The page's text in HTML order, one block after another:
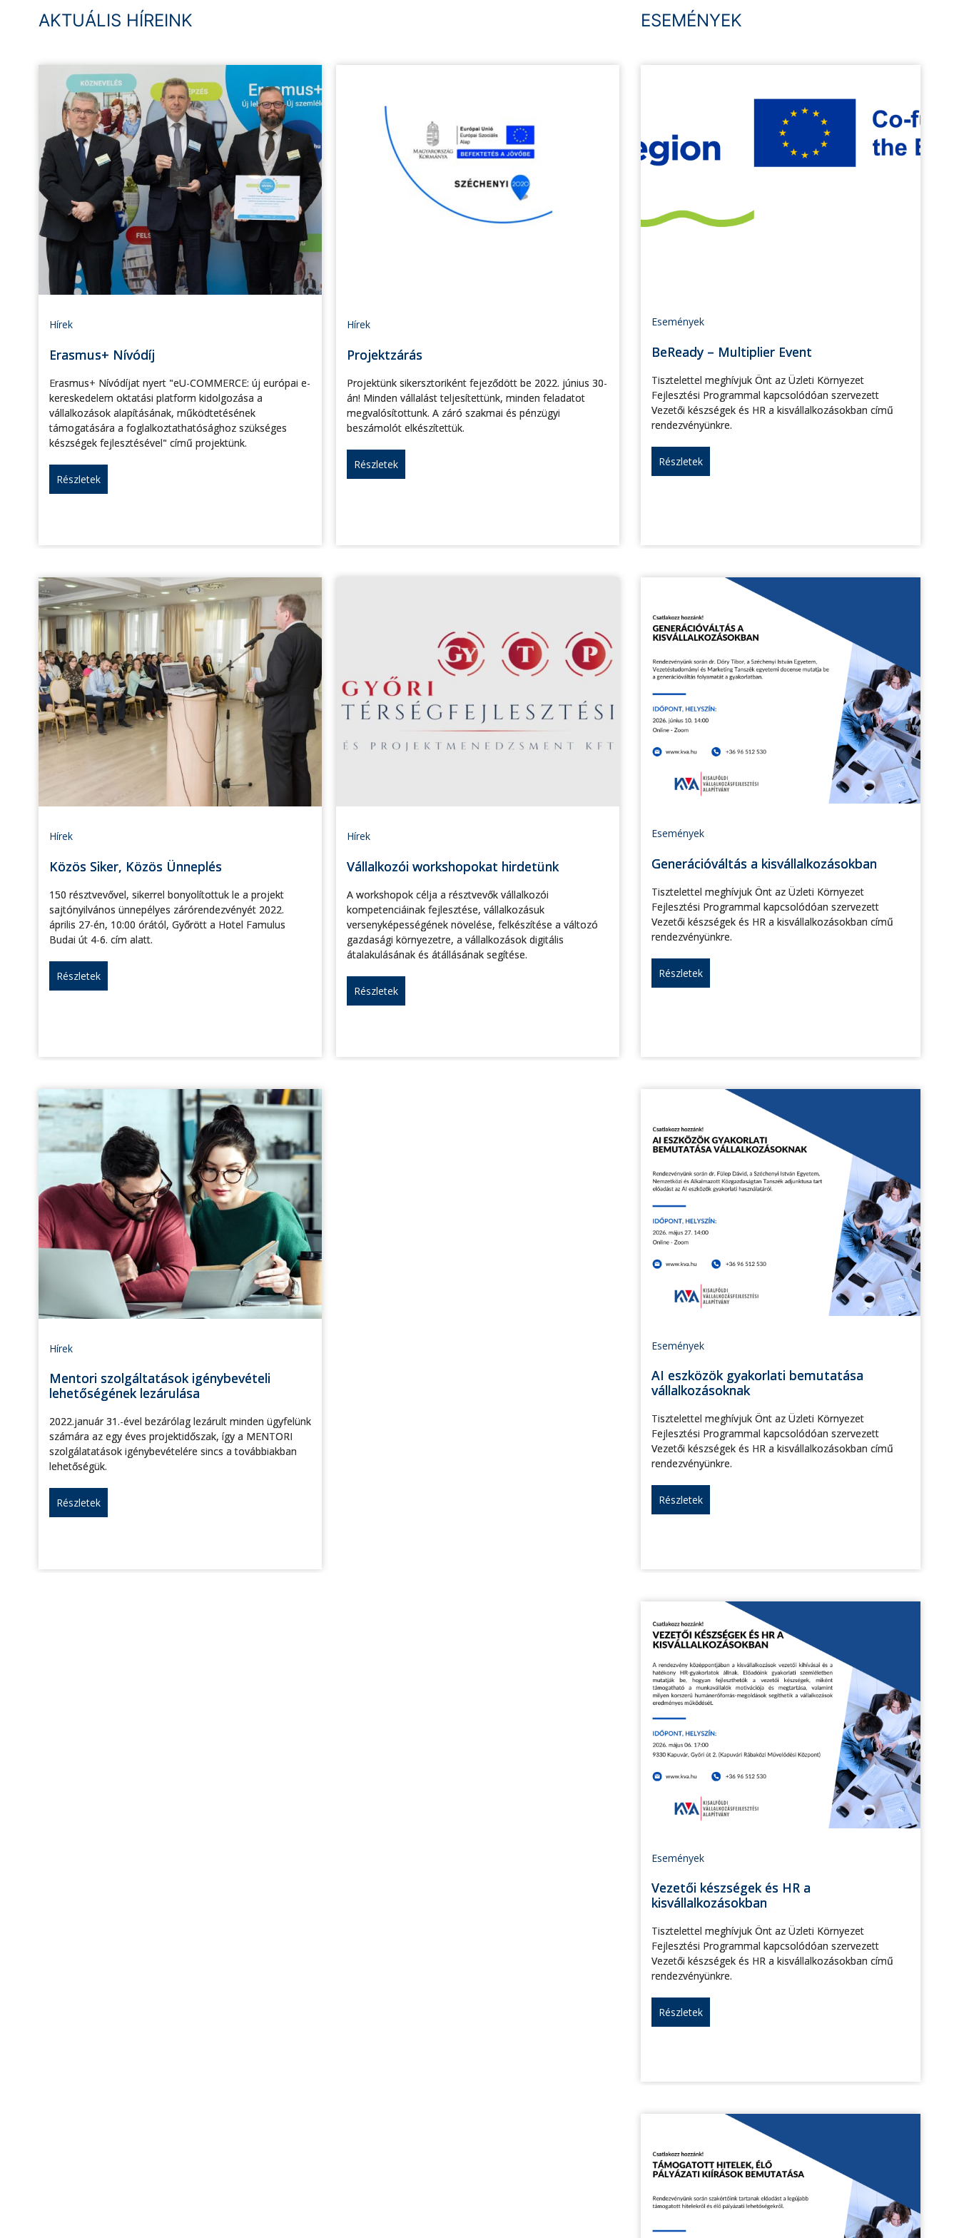
AKTUÁLIS HÍREINK
Hírek
Erasmus+ Nívódíj
Erasmus+ Nívódíjat nyert "eU-COMMERCE: új európai e-
kereskedelem oktatási platform kidolgozása a
vállalkozások alapításának, működtetésének
támogatására a foglalkoztathatósághoz szükséges
készségek fejlesztésével" című projektünk.
Részletek
Hírek
Projektzárás
Projektünk sikersztoriként fejeződött be 2022. június 30-
án! Minden vállalást teljesítettünk, minden feladatot
megvalósítottunk. A záró szakmai és pénzügyi
beszámolót elkészítettük.
Részletek
Hírek
Közös Siker, Közös Ünneplés
150 résztvevővel, sikerrel bonyolítottuk le a projekt
sajtónyilvános ünnepélyes zárórendezvényét 2022.
április 27-én, 10:00 órától, Győrött a Hotel Famulus
Budai út 4-6. cím alatt.
Részletek
Hírek
Vállalkozói workshopokat hirdetünk
A workshopok célja a résztvevők vállalkozói
kompetenciáinak fejlesztése, vállalkozásuk
versenyképességének növelése, felkészítése a változó
gazdasági környezetre, a vállalkozások digitális
átalakulásának és átállásának segítése.
Részletek
Hírek
Mentori szolgáltatások igénybevételi
lehetőségének lezárulása
2022.január 31.-ével bezárólag lezárult minden ügyfelünk
számára az egy éves projektidőszak, így a MENTORI
szolgálatatások igénybevételére sincs a továbbiakban
lehetőségük.
Részletek
ESEMÉNYEK
Események
BeReady – Multiplier Event
Tisztelettel meghívjuk Önt az Üzleti Környezet
Fejlesztési Programmal kapcsolódóan szervezett
Vezetői készségek és HR a kisvállalkozásokban című
rendezvényünkre.
Részletek
Események
Generációváltás a kisvállalkozásokban
Tisztelettel meghívjuk Önt az Üzleti Környezet
Fejlesztési Programmal kapcsolódóan szervezett
Vezetői készségek és HR a kisvállalkozásokban című
rendezvényünkre.
Részletek
Események
AI eszközök gyakorlati bemutatása
vállalkozásoknak
Tisztelettel meghívjuk Önt az Üzleti Környezet
Fejlesztési Programmal kapcsolódóan szervezett
Vezetői készségek és HR a kisvállalkozásokban című
rendezvényünkre.
Részletek
Események
Vezetői készségek és HR a
kisvállalkozásokban
Tisztelettel meghívjuk Önt az Üzleti Környezet
Fejlesztési Programmal kapcsolódóan szervezett
Vezetői készségek és HR a kisvállalkozásokban című
rendezvényünkre.
Részletek